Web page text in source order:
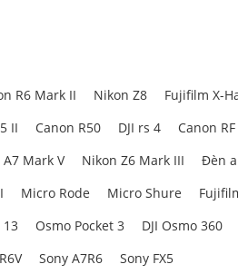
R6 Mark II Nikon Z8 Fujifilm X-
II Canon R50 DJI rs 4 Canon
A7 Mark V Nikon Z6 Mark III Đèn
Micro Rode Micro Shure
13 Osmo Pocket 3 DJI Osmo 360
Sony A7R6 Sony FX5